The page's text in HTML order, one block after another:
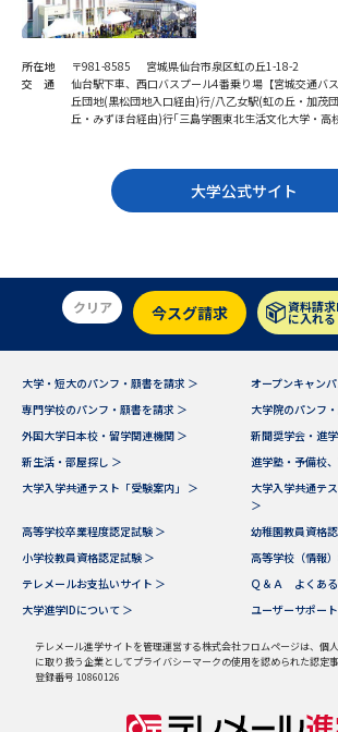
オープンキャンパスなどを調べる
オープンキャンパス検索 実施プログ
志望校・出願校を調べる
併願校選び 受験スケジ
先輩が入学を決めた理由 テレメール
学問発見
大学で学びたい学問発見
所在地
〒981-8585 宮城県仙台市泉区虹の丘1-18-2
交 通
仙台駅下車、西口バスプール4番乗り場【宮城交通バ
丘団地(黒松団地入口経由)行/八乙女駅(虹の丘・加茂
丘・みずほ台経由)行｢三島学園東北生活文化大学・高
大学公式サイト
クリア 今スグ請求 資料請
に入れる
大学・短大のパンフ・願書を請求 ＞
オープンキャン
専門学校のパンフ・願書を請求 ＞
大学院のパンフ
外国大学日本校・留学関連機関 ＞
新聞奨学会・進
新生活・部屋探し ＞
進学塾・予備校
大学入学共通テスト「受験案内」 ＞
大学入学共通テ
＞
高等学校卒業程度認定試験 ＞
幼稚園教員資格
小学校教員資格認定試験 ＞
高等学校（情報
テレメールお支払いサイト ＞
Ｑ＆Ａ よくある
大学進学IDについて ＞
ユーザーサポー
テレメール進学サイトを管理運営する株式会社フロムページは、個
に取り扱う企業としてプライバシーマークの使用を認められた認定事
登録番号 10860126